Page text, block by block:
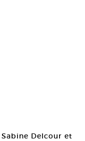
Delcour et